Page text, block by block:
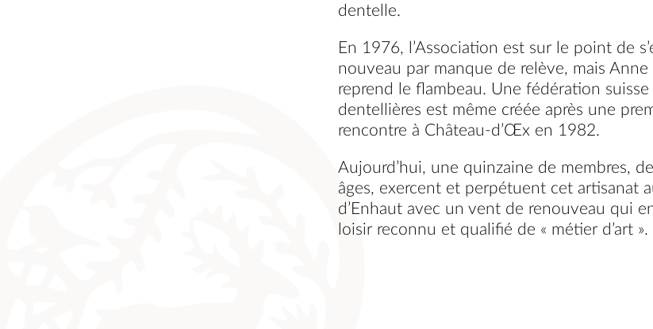
dentelle.
En 1976, l’Association est sur le point de
nouveau par manque de relève, mais Anne
reprend le flambeau. Une fédération suisse
dentellières est même créée après une
rencontre à Château-d’Œx en 1982.
Aujourd’hui, une quinzaine de membres,
âges, exercent et perpétuent cet artisanat
d’Enhaut avec un vent de renouveau qui
loisir reconnu et qualifié de « métier d’art ».